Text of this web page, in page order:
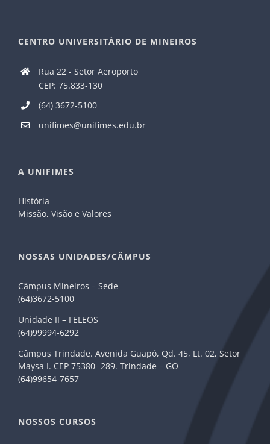
CENTRO UNIVERSITÁRIO DE MINEIROS
Rua 22 - Setor Aeroporto
CEP: 75.833-130
(64) 3672-5100
unifimes@unifimes.edu.br
A UNIFIMES
História
Missão, Visão e Valores
NOSSAS UNIDADES/CÂMPUS
Câmpus Mineiros – Sede
(64)3672-5100
Unidade II – FELEOS
(64)99994-6292
Câmpus Trindade. Avenida Guapó, Qd. 45, Lt. 02, Setor
Maysa I. CEP 75380- 289. Trindade – GO
(64)99654-7657
NOSSOS CURSOS